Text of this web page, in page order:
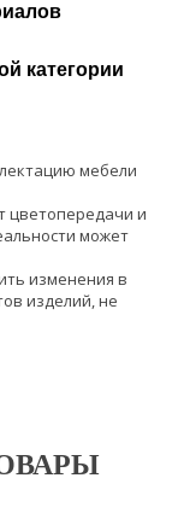
категории
мебели
цветопередачи и
может
изменения в
изделий, не